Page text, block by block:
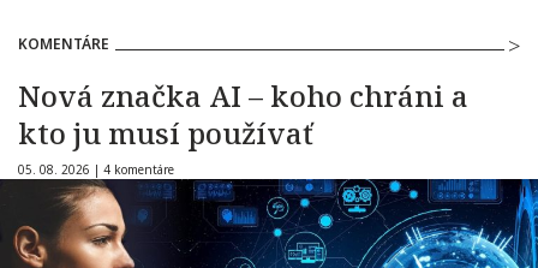
KOMENTÁRE
Nová značka AI – koho chráni a
kto ju musí používať
05. 08. 2026 | 4 komentáre